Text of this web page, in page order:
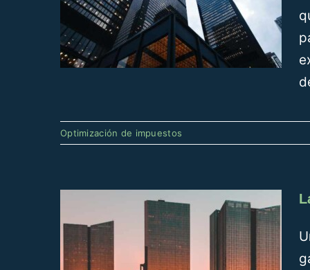
Optimización de impuestos
tributos locales